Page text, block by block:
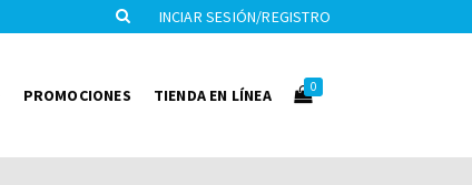
INCIAR SESIÓN/REGISTRO
PROMOCIONES TIENDA EN LÍNEA 0